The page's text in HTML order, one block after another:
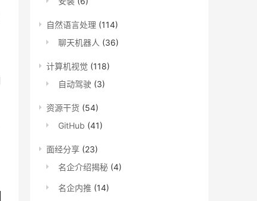
自然语言处理 (114)
聊天机器人 (36)
计算机视觉 (118)
自动驾驶 (3)
资源干货 (54)
GitHub (41)
面经分享 (23)
名企介绍揭秘 (4)
名企内推 (14)